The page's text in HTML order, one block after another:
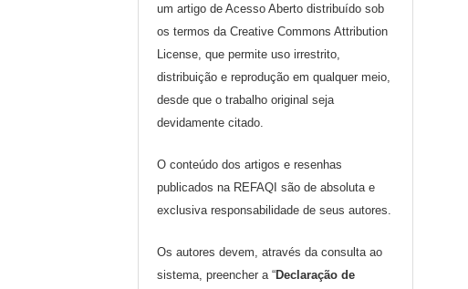
um artigo de Acesso Aberto distribuído sob
os termos da Creative Commons Attribution
License, que permite uso irrestrito,
distribuição e reprodução em qualquer meio,
desde que o trabalho original seja
devidamente citado.
O conteúdo dos artigos e resenhas
publicados na REFAQI são de absoluta e
exclusiva responsabilidade de seus autores.
Os autores devem, através da consulta ao
sistema, preencher a “Declaração de